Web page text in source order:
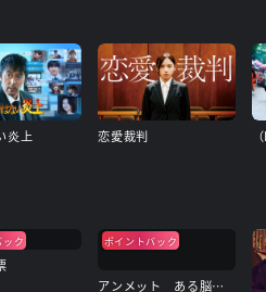
炎上 恋愛裁判
ク ポイントバック
アンメット ある脳外科医の日記